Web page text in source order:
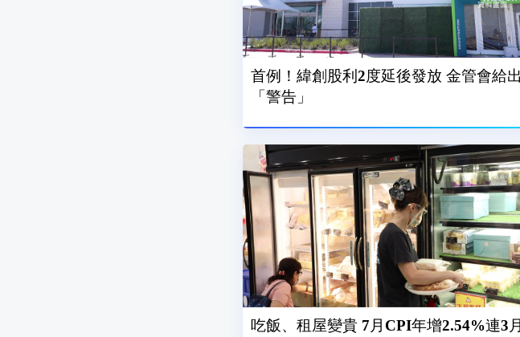
首例！緯創股利2度延後發放 金管會給出
「警告」
吃飯、租屋變貴 7月CPI年增2.54%連3月